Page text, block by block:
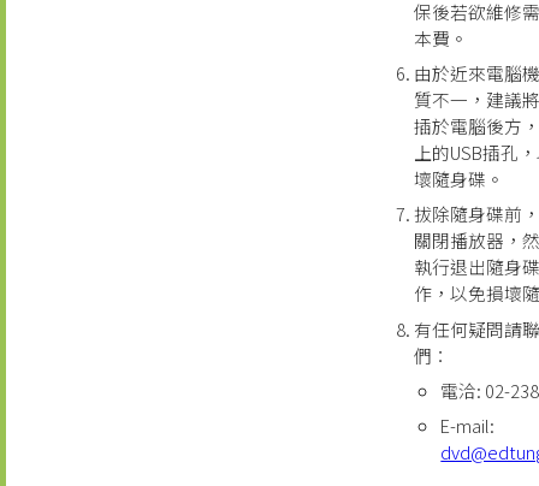
保後若欲維修
本費。
由於近來電腦
質不一，建議
插於電腦後方
上的USB插孔
壞隨身碟。
拔除隨身碟前
關閉播放器，
執行退出隨身
作，以免損壞
有任何疑問請
們：
電洽: 02-
E-mail: